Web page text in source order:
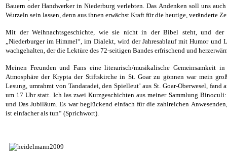
Bauern oder Handwerker in Niederburg verlebten. Das Andenken soll uns
Wurzeln sein lassen, denn aus ihnen erwächst Kraft für die heutige, veränderte
Mit der Weihnachtsgeschichte, wie sie nicht in der Bibel steht, und der
„Niederburger im Himmel“, im Dialekt, wird der Jahresablauf mit Humor und
wachgehalten, der die Lektüre des 72-seitigen Bandes erfrischend und
Meinen Freunden und Fans eine literarisch/musikalische Gemeinsamkeit in
Atmosphäre der Krypta der Stiftskirche in St. Goar zu gönnen war mein
Lesung, umrahmt von Tandaradei, den Spielleut’ aus St. Goar-Oberwesel, fand
um 17 Uhr statt. Ich las zwei Kurzgeschichten aus meiner Sammlung
und Das Jubiläum. Es war beglückend einfach für die zahlreichen
ist einfacher als tun“ (Sprichwort).